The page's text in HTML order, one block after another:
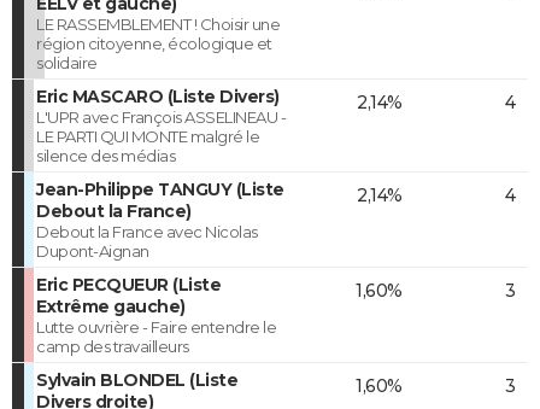
LE RASSEMBLEMENT ! Choisir une
région citoyenne, écologique et
solidaire
Eric MASCARO (Liste Divers)
L'UPR avec François ASSELINEAU -
LE PARTI QUI MONTE malgré le
silence des médias
2,14% 4
Jean-Philippe TANGUY (Liste
Debout la France)
Debout la France avec Nicolas
Dupont-Aignan
2,14% 4
Eric PECQUEUR (Liste
Extrême gauche)
Lutte ouvrière - Faire entendre le
camp des travailleurs
1,60% 3
Sylvain BLONDEL (Liste
Divers droite)
1,60% 3